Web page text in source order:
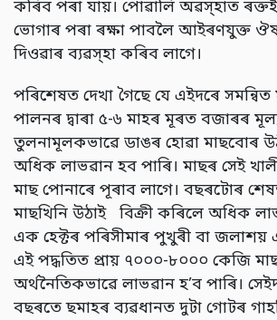
কৰিব পৰা যায়। পোৱালি অৱস্হাত
ভোগাৰ পৰা ৰক্ষা পাবলৈ আইৰণযুক্ত
দিওৱাৰ ব্যৱস্হা কৰিব লাগে।
পৰিশেষত দেখা গৈছে যে এইদৰে
পালনৰ দ্বাৰা ৫-৬ মাহৰ মূৰত বজাৰৰ
তুলনামূলকভাৱে ডাঙৰ হোৱা মাছবোৰ
অধিক লাভৱান হব পাৰি। মাছৰ সেই
মাছ পোনাৰে পূৰাব লাগে। বছৰটোৰ
মাছখিনি উঠাই বিক্ৰী কৰিলে অধিক
এক হেক্টৰ পৰিসীমাৰ পুখুৰী বা জলাশয়
এই পদ্ধতিত প্ৰায় ৭০০০-৮০০০ কেজি
অৰ্থনৈতিকভাৱে লাভৱান হ’ব পাৰি।
বছৰতে ছমাহৰ ব্যৱধানত দুটা গোটৰ